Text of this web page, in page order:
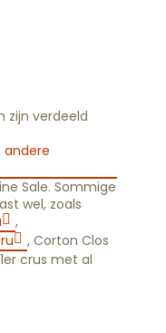
zijn verdeeld
andere
Sale. Sommige
wel, zoals
,
, Corton Clos
crus met al